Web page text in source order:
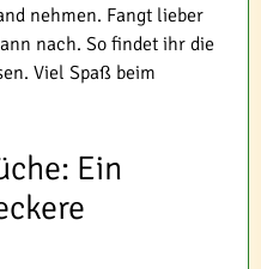
nehmen. Fangt lieber
nach. So findet ihr die
Viel Spaß beim
Ein